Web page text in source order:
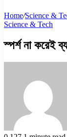
Home/Science &
Science & Tech
স্পর্শ না করেই